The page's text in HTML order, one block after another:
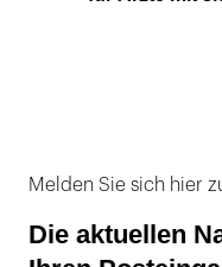
Melden Sie sich hier
Die aktuellen